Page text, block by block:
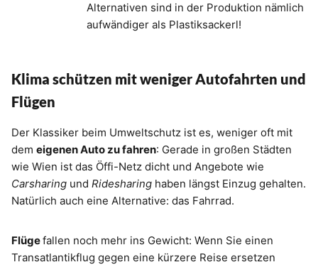
Alternativen sind in der Produktion nämlich
aufwändiger als Plastiksackerl!
Klima schützen mit weniger Autofahrten und
Flügen
Der Klassiker beim Umweltschutz ist es, weniger oft mit
dem eigenen Auto zu fahren: Gerade in großen Städten
wie Wien ist das Öffi-Netz dicht und Angebote wie
Carsharing und Ridesharing haben längst Einzug gehalten.
Natürlich auch eine Alternative: das Fahrrad.
Flügefallen noch mehr ins Gewicht: Wenn Sie einen
Transatlantikflug gegen eine kürzere Reise ersetzen